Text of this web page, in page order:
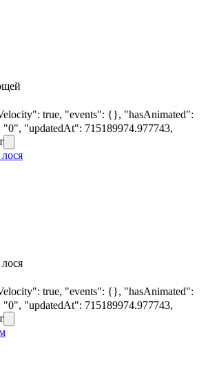
true, "events": {}, "hasAnimated":
"0", "updatedAt": 715189974.977743,
true, "events": {}, "hasAnimated":
"0", "updatedAt": 715189974.977743,